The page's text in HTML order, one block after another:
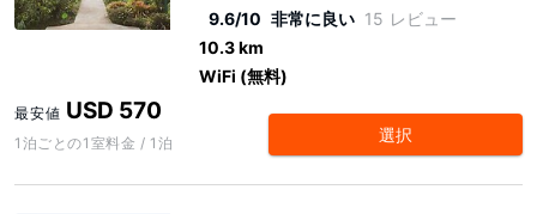
9.6/10 非常に良い 15 レビュー
10.3 km
WiFi (無料)
最安値 USD 570
1泊ごとの1室料金 / 1泊 選択